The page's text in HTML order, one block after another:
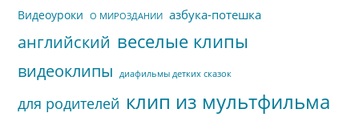
Видеоуроки О МИРОЗДАНИИ азбука-потешка
английский веселые клипы
видеоклипы диафильмы детких сказок
для родителей клип из мультфильма